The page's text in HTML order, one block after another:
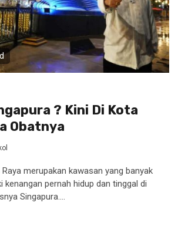
? Kini Di Kota
Obatnya
merupakan kawasan yang banyak
kenangan pernah hidup dan tinggal di
Singapura....